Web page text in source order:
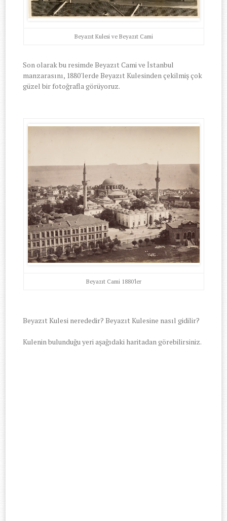
Beyazıt Kulesi ve Beyazıt Cami
Son olarak bu resimde Beyazıt Cami ve İstanbul
manzarasını, 1880'lerde Beyazıt Kulesinden çekilmiş çok
güzel bir fotoğrafla görüyoruz.
Beyazıt Cami 1880'ler
Beyazıt Kulesi nerededir? Beyazıt Kulesine nasıl gidilir?
Kulenin bulunduğu yeri aşağıdaki haritadan görebilirsiniz.